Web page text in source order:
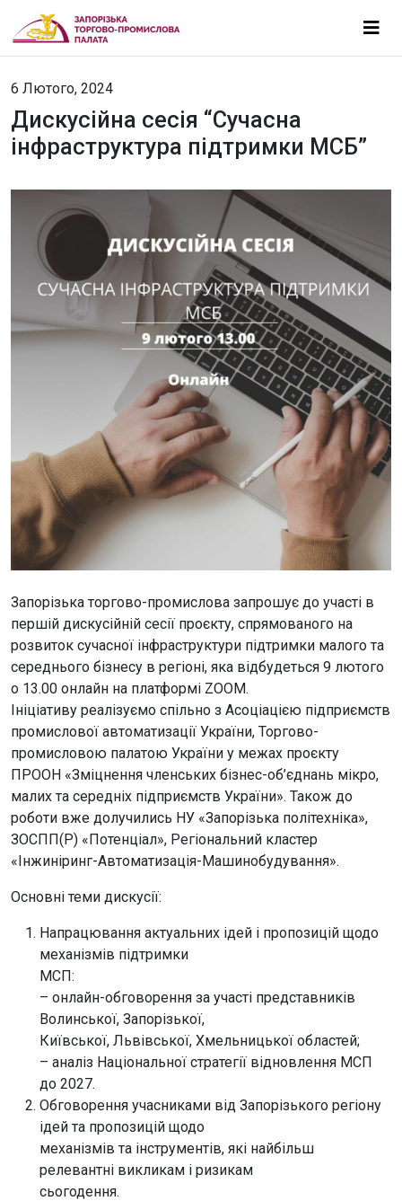
6 Лютого, 2024
Дискусійна сесія “Сучасна
інфраструктура підтримки МСБ”
Запорізька торгово-промислова запрошує до участі в
першій дискусійній сесії проєкту, спрямованого на
розвиток сучасної інфраструктури підтримки малого та
середнього бізнесу в регіоні, яка відбудеться 9 лютого
о 13.00 онлайн на платформі ZOOM.
Ініціативу реалізуємо спільно з Асоціацією підприємств
промислової автоматизації України, Торгово-
промисловою палатою України у межах проєкту
ПРООН «Зміцнення членських бізнес-об’єднань мікро,
малих та середніх підприємств України». Також до
роботи вже долучились НУ «Запорізька політехніка»,
ЗОСПП(Р) «Потенціал», Регіональний кластер
«Інжиніринг-Автоматизація-Машинобудування».
Основні теми дискусії:
Напрацювання актуальних ідей і пропозицій щодо
механізмів підтримки
МСП:
– онлайн-обговорення за участі представників
Волинської, Запорізької,
Київської, Львівської, Хмельницької областей;
– аналіз Національної стратегії відновлення МСП
до 2027.
Обговорення учасниками від Запорізького регіону
ідей та пропозицій щодо
механізмів та інструментів, які найбільш
релевантні викликам і ризикам
сьогодення.